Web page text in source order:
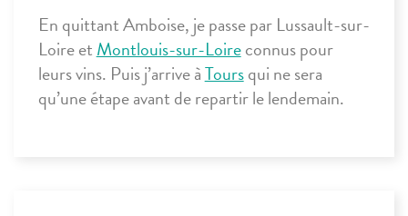
En quittant Amboise, je passe par Lussault-sur-
Loire et Montlouis-sur-Loireconnus pour
leurs vins. Puis j’arrive àToursqui ne sera
qu’une étape avant de repartir le lendemain.